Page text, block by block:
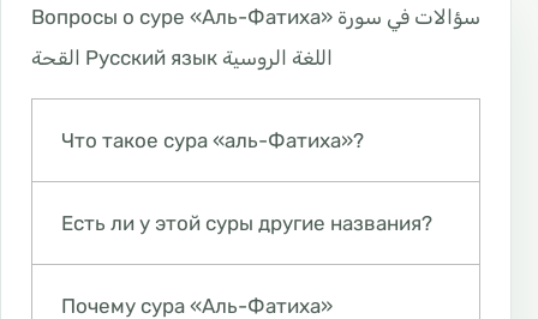
Вопросы о суре «Аль-Фатиха» سؤالات في سورة
القحة Русский язык اللغة الروسية
Что такое сура «аль-Фатиха»?
Есть ли у этой суры другие названия?
Почему сура «Аль-Фатиха»